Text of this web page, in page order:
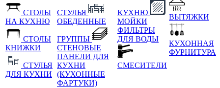
СТОЛЫ
НА КУХНЮ
СТОЛЫ
КНИЖКИ
СТУЛЬЯ
ДЛЯ КУХНИ
СТУЛЬЯ
ОБЕДЕННЫЕ
ГРУППЫ
СТЕНОВЫЕ
ПАНЕЛИ ДЛЯ
КУХНИ
(КУХОННЫЕ
ФАРТУКИ)
КУХНЮ
МОЙКИ
ФИЛЬТРЫ
ДЛЯ ВОДЫ
СМЕСИТЕЛИ
ВЫТЯЖКИ
КУХОННАЯ
ФУРНИТУРА